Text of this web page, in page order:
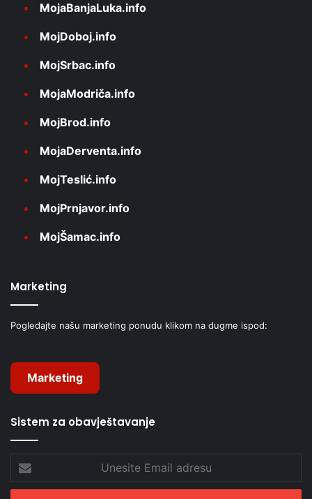
MojaBanjaLuka.info
MojDoboj.info
MojSrbac.info
MojaModriča.info
MojBrod.info
MojaDerventa.info
MojTeslić.info
MojPrnjavor.info
MojŠamac.info
Marketing
Pogledajte našu marketing ponudu klikom na dugme ispod:
Marketing
Sistem za obavještavanje
Unesite
Email
adresu